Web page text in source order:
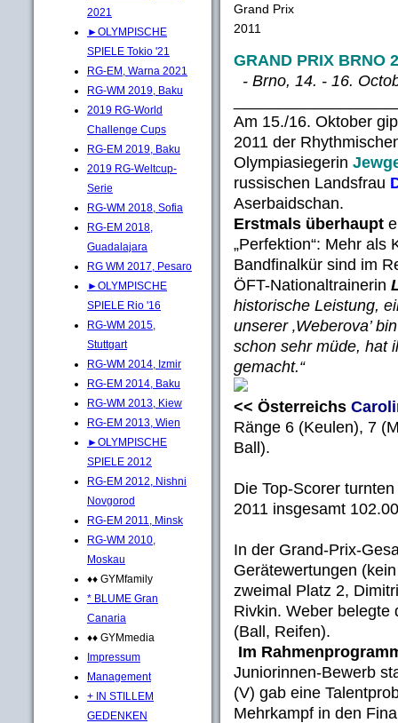
2021
►OLYMPISCHE
SPIELE Tokio '21
RG-EM, Warna 2021
RG-WM 2019, Baku
2019 RG-World
Challenge Cups
RG-EM 2019, Baku
2019 RG-Weltcup-
Serie
RG-WM 2018, Sofia
RG-EM 2018,
Guadalajara
RG WM 2017, Pesaro
►OLYMPISCHE
SPIELE Rio '16
RG-WM 2015,
Stuttgart
RG-WM 2014, Izmir
RG-EM 2014, Baku
RG-WM 2013, Kiew
RG-EM 2013, Wien
►OLYMPISCHE
SPIELE 2012
RG-EM 2012, Nishni
Novgorod
RG-EM 2011, Minsk
RG-WM 2010,
Moskau
♦♦ GYMfamily
* BLUME Gran
Canaria
♦♦ GYMmedia
Impressum
Management
+ IN STILLEM
GEDENKEN
Grand Prix
2011
GRAND PRIX BRNO
- Brno, 14. - 16.
Am 15./16. Oktober
2011 der
Olympiasiegerin
russischen Landsfrau
Aserbaidschan.
Erstmals überhaupt
„Perfektion“: Mehr als
Bandfinalkür sind im
ÖFT-Nationaltrainerin
historische Leistung,
unserer ‚Weberova’
schon sehr müde, hat
gemacht.“
<< Österreichs
Ränge 6 (Keulen), 7
Ball).
Die Top-Scorer
2011 insgesamt
In der Grand-Prix-
Gerätewertungen
zweimal Platz 2,
Rivkin. Weber belegte
(Ball, Reifen).
Im
Juniorinnen-Bewerb
(V) gab eine
Mehrkampf in den